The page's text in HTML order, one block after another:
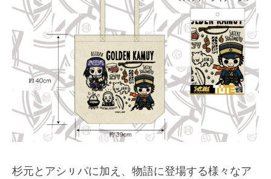
杉元とアシㇼパに加え、物語に登場する様々なア